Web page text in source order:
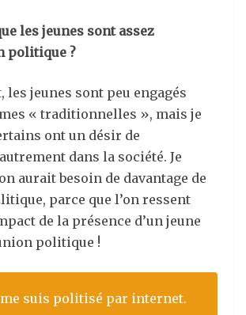
les jeunes sont assez
politique ?
les jeunes sont peu engagés
« traditionnelles », mais je
ont un désir de
dans la société. Je
aurait besoin de davantage de
parce que l’on ressent
de la présence d’un jeune
politique !
me suis politisé par internet.